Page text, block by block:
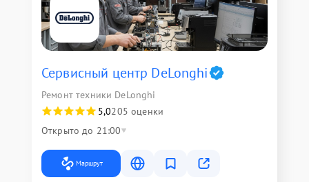
Сервисный центр DeLonghi
Ремонт техники DeLonghi
5,0205 оценки
Открыто до 21:00
Маршрут